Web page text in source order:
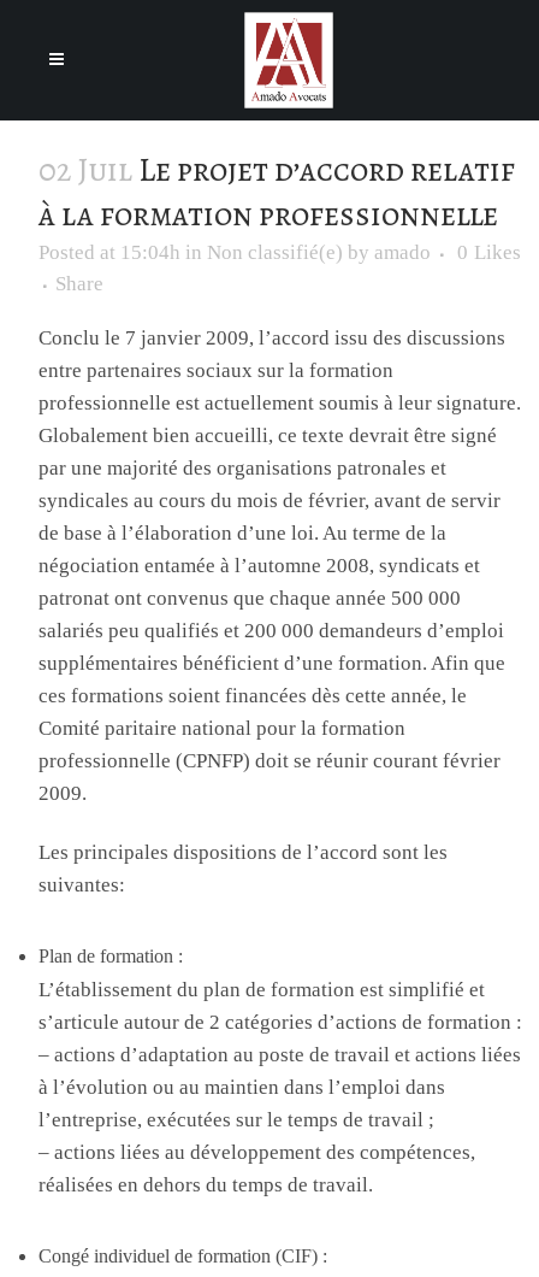
02 JuilLe projet d’accord relatif
à la formation professionnelle
Posted at 15:04h in Non classifié(e) byamado 0 Likes
Share
Conclu le 7 janvier 2009, l’accord issu des discussions
entre partenaires sociaux sur la formation
professionnelle est actuellement soumis à leur signature.
Globalement bien accueilli, ce texte devrait être signé
par une majorité des organisations patronales et
syndicales au cours du mois de février, avant de servir
de base à l’élaboration d’une loi. Au terme de la
négociation entamée à l’automne 2008, syndicats et
patronat ont convenus que chaque année 500 000
salariés peu qualifiés et 200 000 demandeurs d’emploi
supplémentaires bénéficient d’une formation. Afin que
ces formations soient financées dès cette année, le
Comité paritaire national pour la formation
professionnelle (CPNFP) doit se réunir courant février
2009.
Les principales dispositions de l’accord sont les
suivantes:
Plan de formation :
L’établissement du plan de formation est simplifié et
s’articule autour de 2 catégories d’actions de formation :
– actions d’adaptation au poste de travail et actions liées
à l’évolution ou au maintien dans l’emploi dans
l’entreprise, exécutées sur le temps de travail ;
– actions liées au développement des compétences,
réalisées en dehors du temps de travail.
Congé individuel de formation (CIF) :